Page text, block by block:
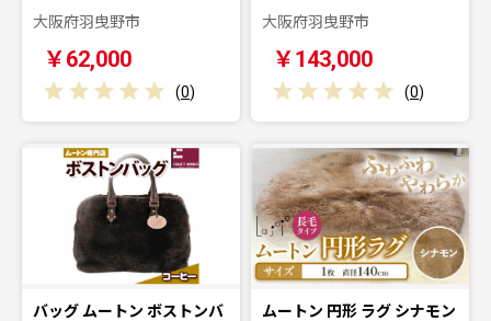
大阪府羽曳野市
￥62,000
(0)
大阪府羽曳野市
￥143,000
(0)
バッグ ムートン ボストンバ
ムートン 円形 ラグ シナモン